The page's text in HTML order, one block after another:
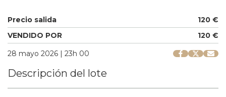
Precio salida
120 €
VENDIDO POR
120 €
28 mayo 2026 | 23h 00
Descripción del lote